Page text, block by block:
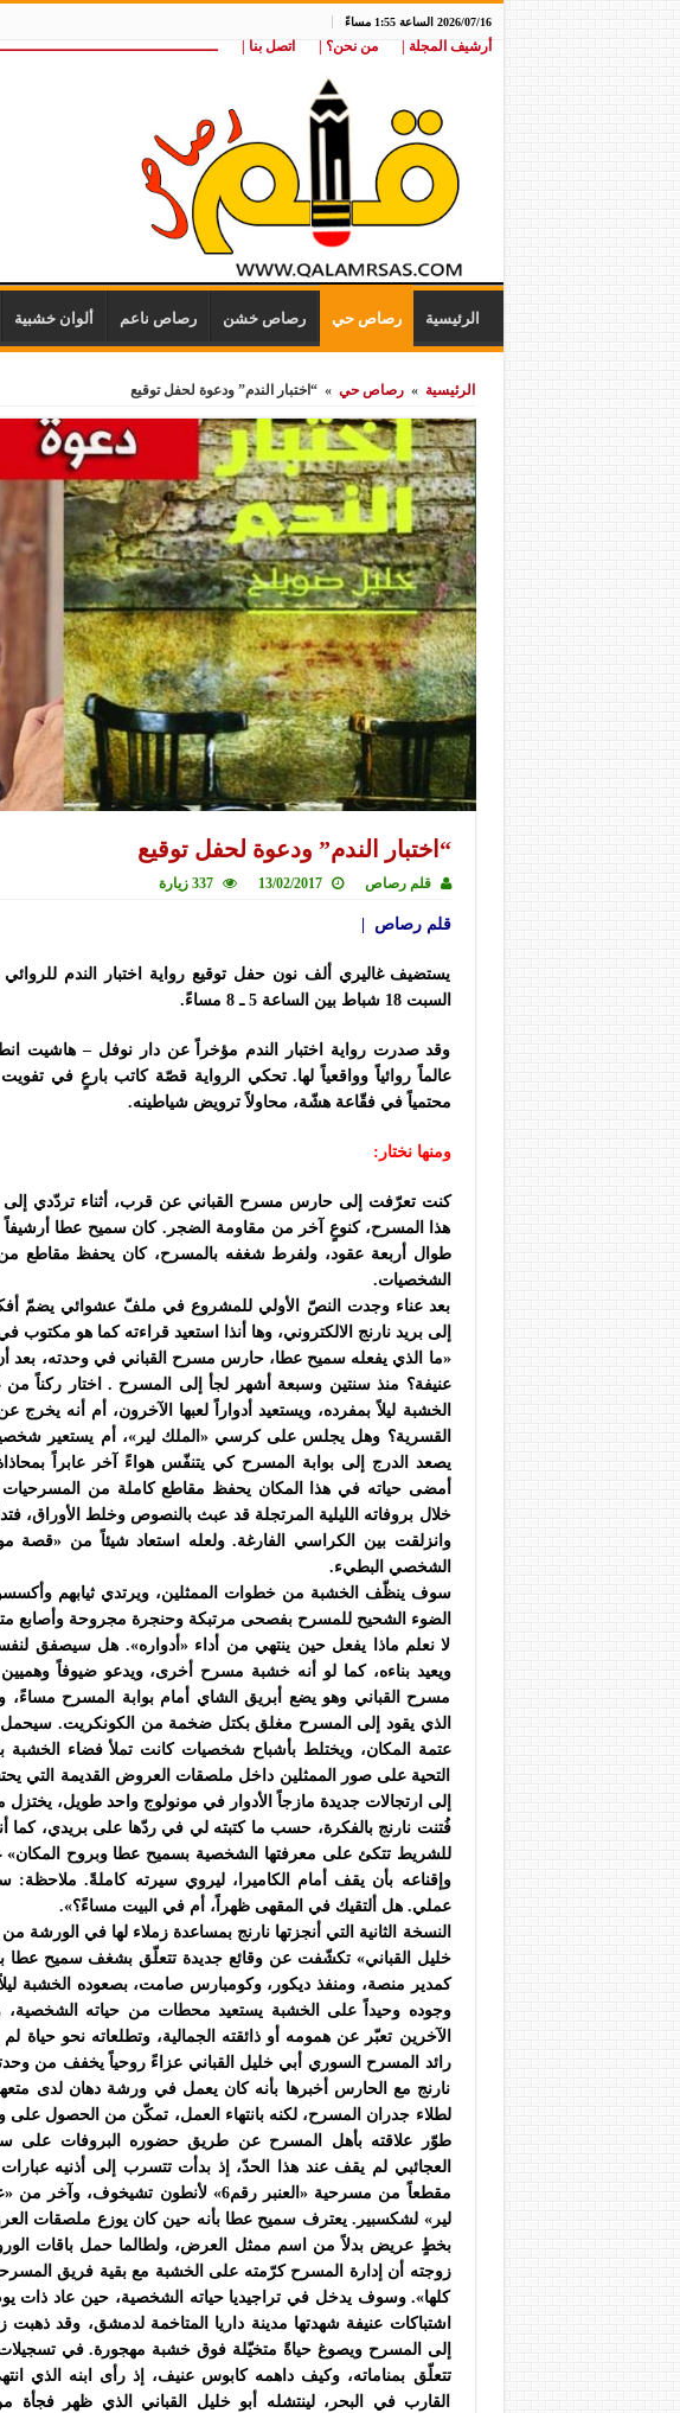
2026/07/16 الساعة 1:55 مساءً
أرشيف المجلة | من نحن؟ | اتصل بنا |
الرئيسية رصاص حي رصاص خشن رصاص ناعم ألوان خشبية
الرئيسية » رصاص حي » “اختبار الندم” ودعوة لحفل توقيع
“اختبار الندم” ودعوة لحفل توقيع
قلم رصاص 13/02/2017 337 زيارة
قلم رصاص |
يستضيف غاليري ألف نون حفل توقيع رواية اختبار الندم
السبت 18 شباط بين الساعة 5 ـ 8 مساءً.
وقد صدرت رواية اختبار الندم مؤخراً عن دار نوفل – هاشيت
عالماً روائياً وواقعياً لها. تحكي الرواية قصّة كاتب بارعٍ في
محتمياً في فقّاعة هشّة، محاولاً ترويض شياطينه.
ومنها نختار:
كنت تعرّفت إلى حارس مسرح القباني عن قرب، أثناء تردّدي
هذا المسرح، كنوعٍ آخر من مقاومة الضجر. كان سميح عطا أرشيفاً
طوال أربعة عقود، ولفرط شغفه بالمسرح، كان يحفظ مقاطع
الشخصيات.
بعد عناء وجدت النصّ الأولي للمشروع في ملفّ عشوائي يضمّ
إلى بريد نارنج الالكتروني، وها أنذا استعيد قراءته كما هو مكتوب
«ما الذي يفعله سميح عطا، حارس مسرح القباني في وحدته،
عنيفة؟ منذ سنتين وسبعة أشهر لجأ إلى المسرح . اختار ركناً
الخشبة ليلاً بمفرده، ويستعيد أدواراً لعبها الآخرون، أم أنه
القسرية؟ وهل يجلس على كرسي «الملك لير»، أم يستعير
يصعد الدرج إلى بوابة المسرح كي يتنفّس هواءً آخر عابراً
أمضى حياته في هذا المكان يحفظ مقاطع كاملة من
خلال بروفاته الليلية المرتجلة قد عبث بالنصوص وخلط الأوراق،
وانزلقت بين الكراسي الفارغة. ولعله استعاد شيئاً من
الشخصي البطيء.
سوف ينظّف الخشبة من خطوات الممثلين، ويرتدي ثيابهم
الضوء الشحيح للمسرح بفصحى مرتبكة وحنجرة مجروحة وأصابع
لا نعلم ماذا يفعل حين ينتهي من أداء «أدواره». هل سيصفق
ويعيد بناءه، كما لو أنه خشبة مسرح أخرى، ويدعو ضيوفاً
مسرح القباني وهو يضع أبريق الشاي أمام بوابة المسرح مساءً،
الذي يقود إلى المسرح مغلق بكتل ضخمة من الكونكريت. سيحمل
عتمة المكان، ويختلط بأشباح شخصيات كانت تملأ فضاء
التحية على صور الممثلين داخل ملصقات العروض القديمة التي
إلى ارتجالات جديدة مازجاً الأدوار في مونولوج واحد طويل،
فُتنت نارنج بالفكرة، حسب ما كتبته لي في ردّها على بريدي، كما
للشريط تتكئ على معرفتها الشخصية بسميح عطا وبروح المكان»
وإقناعه بأن يقف أمام الكاميرا، ليروي سيرته كاملةً. ملاحظة:
عملي. هل ألتقيك في المقهى ظهراً، أم في البيت مساءً؟».
النسخة الثانية التي أنجزتها نارنج بمساعدة زملاء لها في
خليل القباني» تكشّفت عن وقائع جديدة تتعلّق بشغف سميح عطا
كمدير منصة، ومنفذ ديكور، وكومبارس صامت، بصعوده الخشبة ليلاً
وجوده وحيداً على الخشبة يستعيد محطات من حياته الشخصية،
الآخرين تعبّر عن همومه أو ذائقته الجمالية، وتطلعاته نحو حياة
رائد المسرح السوري أبي خليل القباني عزاءً روحياً يخفف من
نارنج مع الحارس أخبرها بأنه كان يعمل في ورشة دهان لدى
لطلاء جدران المسرح، لكنه بانتهاء العمل، تمكّن من الحصول على
طوّر علاقته بأهل المسرح عن طريق حضوره البروفات على
العجائبي لم يقف عند هذا الحدّ، إذ بدأت تتسرب إلى أذنيه
مقطعاً من مسرحية «العنبر رقم6» لأنطون
لير» لشكسبير. يعترف سميح عطا بأنه حين كان يوزع ملصقات
بخطٍ عريض بدلاً من اسم ممثل العرض، ولطالما حمل باقات
زوجته أن إدارة المسرح كرّمته على الخشبة مع بقية فريق
كلها». وسوف يدخل في تراجيديا حياته الشخصية، حين عاد ذات
اشتباكات عنيفة شهدتها مدينة داريا المتاخمة لدمشق، وقد
إلى المسرح ويصوغ حياةً متخيّلة فوق خشبة مهجورة. في
تتعلّق بمناماته، وكيف داهمه كابوس عنيف، إذ رأى ابنه الذي
القارب في البحر، لينتشله أبو خليل القباني الذي ظهر فجأة